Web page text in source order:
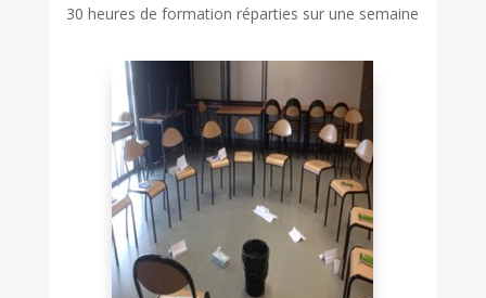
30 heures de formation réparties sur une semaine